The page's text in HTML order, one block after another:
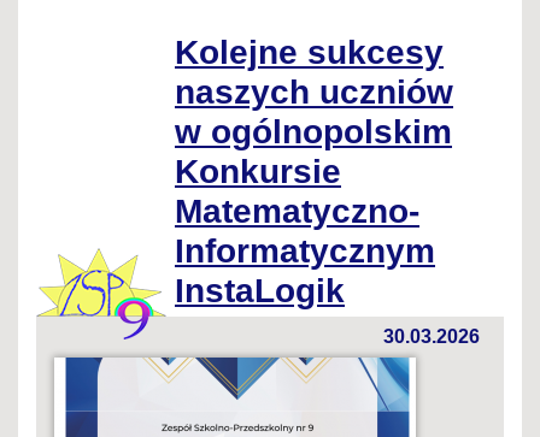
Kolejne sukcesy
naszych uczniów
w ogólnopolskim
Konkursie
Matematyczno-
Informatycznym
InstaLogik
30.03.2026